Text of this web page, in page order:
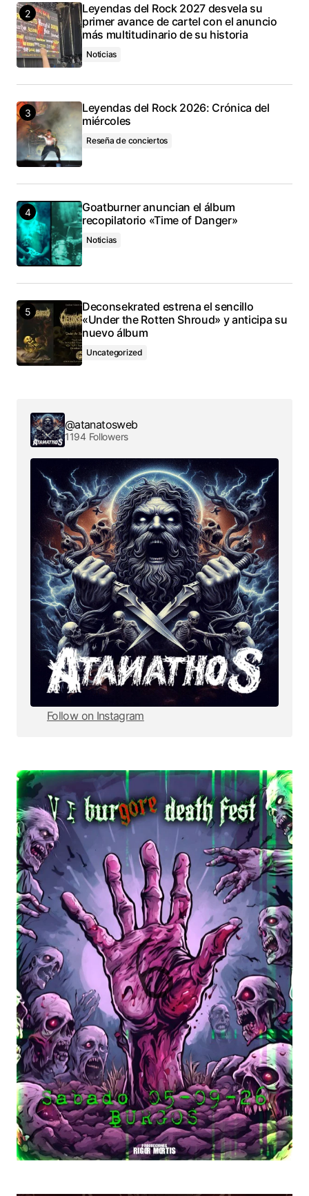
Leyendas del Rock 2027 desvela su
primer avance de cartel con el anuncio
más multitudinario de su historia
Noticias
Leyendas del Rock 2026: Crónica del
miércoles
Reseña de conciertos
Goatburner anuncian el álbum
recopilatorio «Time of Danger»
Noticias
Deconsekrated estrena el sencillo
«Under the Rotten Shroud» y anticipa su
nuevo álbum
Uncategorized
@atanatosweb
1194 Followers
Follow on Instagram